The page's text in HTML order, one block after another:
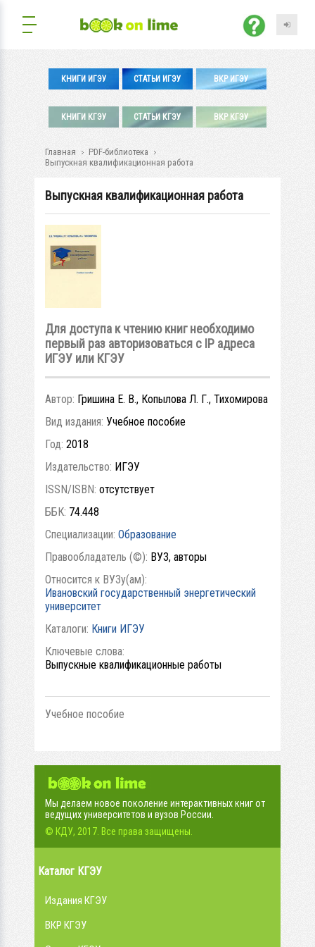
КНИГИ ИГЭУ СТАТЬИ ИГЭУ ВКР ИГЭУ
КНИГИ КГЭУ СТАТЬИ КГЭУ ВКР КГЭУ
Главная
PDF-библиотека
Выпускная квалификационная работа
Выпускная квалификационная работа
Для доступа к чтению книг необходимо
первый раз авторизоваться с IP адреса
ИГЭУ или КГЭУ
Автор: Гришина Е. В., Копылова Л. Г., Тихомирова
Вид издания: Учебное пособие
Год: 2018
Издательство: ИГЭУ
ISSN/ISBN: отсутствует
ББК: 74.448
Специализации: Образование
Правообладатель (©): ВУЗ, авторы
Относится к ВУЗу(ам):
Ивановский государственный энергетический
университет
Каталоги: Книги ИГЭУ
Ключевые слова:
Выпускные квалификационные работы
Учебное пособие
Мы делаем новое поколение интерактивных книг от
ведущих университетов и вузов России.
© КДУ, 2017. Все права защищены.
Каталог КГЭУ
Издания КГЭУ
ВКР КГЭУ